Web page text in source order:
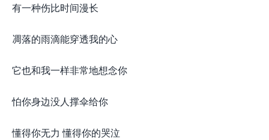
有一种伤比时间漫长
凋落的雨滴能穿透我的心
它也和我一样非常地想念你
怕你身边没人撑伞给你
懂得你无力 懂得你的哭泣